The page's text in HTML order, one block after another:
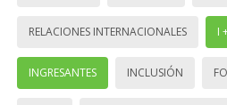
RELACIONES INTERNACIONALES I
INGRESANTES INCLUSIÓN